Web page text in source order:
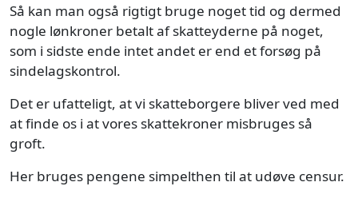
Så kan man også rigtigt bruge noget tid og dermed
nogle lønkroner betalt af skatteyderne på noget,
som i sidste ende intet andet er end et forsøg på
sindelagskontrol.
Det er ufatteligt, at vi skatteborgere bliver ved med
at finde os i at vores skattekroner misbruges så
groft.
Her bruges pengene simpelthen til at udøve censur.